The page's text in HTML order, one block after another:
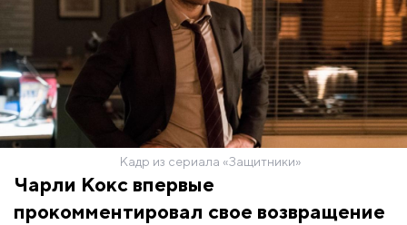
Кадр из сериала «Защитники»
Чарли Кокс впервые
прокомментировал свое возвращение